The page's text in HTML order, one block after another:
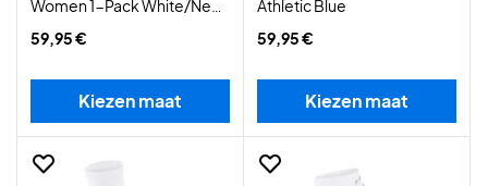
Women 1-Pack White/Neon
Red
59,95 €
Kiezen maat
Athletic Blue
59,95 €
Kiezen maat